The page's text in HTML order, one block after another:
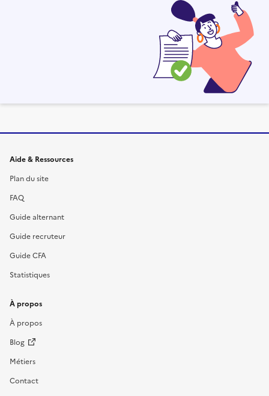
Informations et liens du site
Aide & Ressources
Plan du site
FAQ
Guide alternant
Guide recruteur
Guide CFA
Statistiques
À propos
À propos
Blog
Métiers
Contact